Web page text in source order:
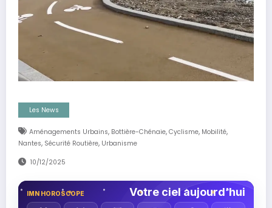
Les News
Aménagements Urbains, Bottière-Chénaie, Cyclisme, Mobilité,
Nantes, Sécurité Routière, Urbanisme
10/12/2025
IMN HOROSCOPE Votre ciel aujourd’hui